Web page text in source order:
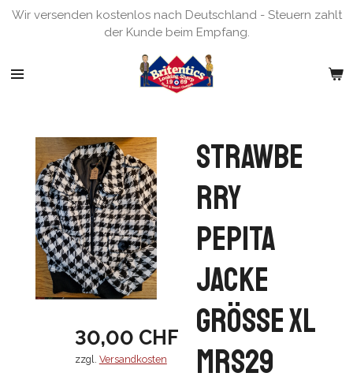
Zum
Wir versenden kostenlos nach Deutschland - Steuern zahlt
der Kunde beim Empfang.
Strawbe
rry
Pepita
Jacke
Grösse XL
MRS29
30,00 CHF
zzgl. Versandkosten